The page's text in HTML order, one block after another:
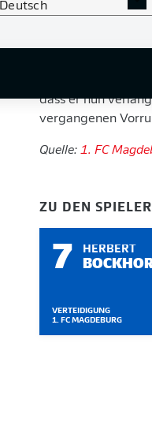
Deutsch2. Bundesliga.
auslaufenden
nicht annahm.
dass er nun
vergangenen
Quelle: 1. FC
ZU DEN
7 HERBERT
VERTEIDIGUNG
1. FC MAGDEBURG